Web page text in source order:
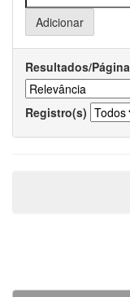
Resultados/Página
Registro(s)